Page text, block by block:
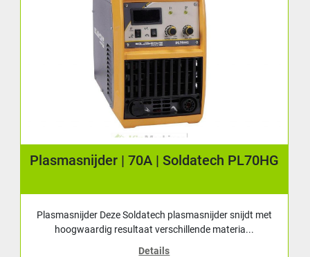
Plasmasnijder | 70A | Soldatech PL70HG
Plasmasnijder Deze Soldatech plasmasnijder snijdt met
hoogwaardig resultaat verschillende materia...
Details